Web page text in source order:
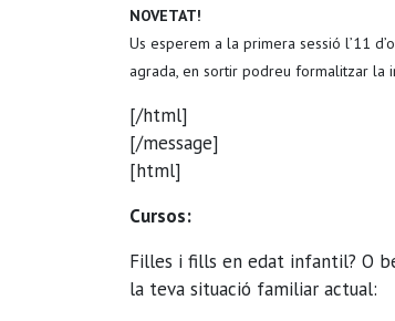
NOVETAT!
Us esperem a la primera sessió l’11
agrada, en sortir podreu formalitzar la
[/html]
[/message]
[html]
Cursos:
Filles i fills en edat infantil? O
la teva situació familiar actual: